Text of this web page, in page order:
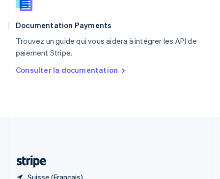
Documentation Payments
Trouvez un guide qui vous aidera à intégrer les API de
paiement Stripe.
Consulter la documentation
Suisse (Français)
Roumanie
Royaume-Uni
Singapour
English 简体中文
English